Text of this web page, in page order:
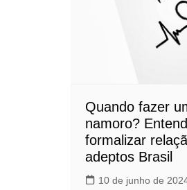
Quando fazer
namoro?
formalizar
adeptos Brasil
10 de junho de